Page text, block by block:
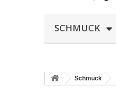
SCHMUCK
Schmuck